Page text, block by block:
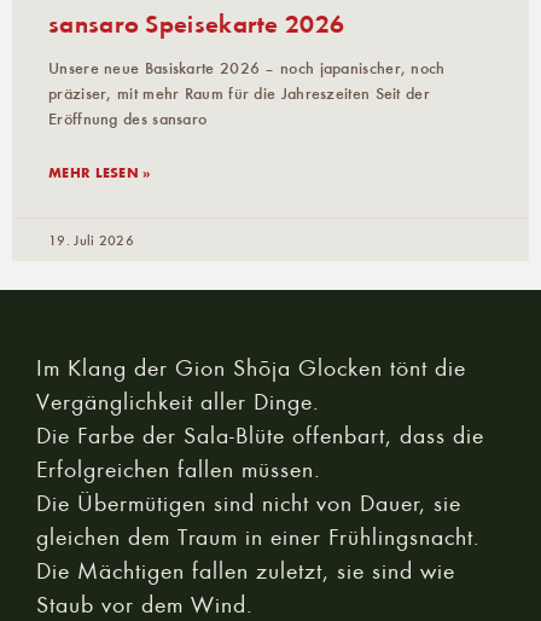
sansaro Speisekarte 2026
Unsere neue Basiskarte 2026 – noch japanischer, noch
präziser, mit mehr Raum für die Jahreszeiten Seit der
Eröffnung des sansaro
MEHR LESEN »
19. Juli 2026
Im Klang der Gion Shōja Glocken tönt die
Vergänglichkeit aller Dinge.
Die Farbe der Sala-Blüte offenbart, dass die
Erfolgreichen fallen müssen.
Die Übermütigen sind nicht von Dauer, sie
gleichen dem Traum in einer Frühlingsnacht.
Die Mächtigen fallen zuletzt, sie sind wie
Staub vor dem Wind.